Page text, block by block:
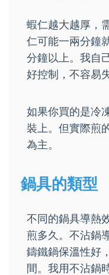
蝦仁越大越厚，
仁可能一兩分鐘
分鐘以上。我自
好控制，不容易
如果你買的是冷
裝上。但實際煎
為主。
鍋具的類型
不同的鍋具導熱
煎多久。不沾鍋
鑄鐵鍋保溫性好
間。我用不沾鍋